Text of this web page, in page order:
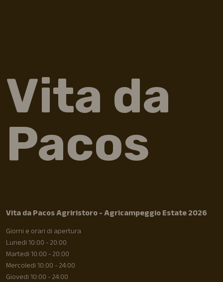
Vita da
Pacos
Vita da Pacos Agriristoro - Agricampeggio Estate 2026
Giorni e orari di apertura
Lunedì 10:00 - 20:00
Martedì 10:00 - 20:00
Mercoledì 10:00 - 24:00
Giovedì 10:00 - 24:00